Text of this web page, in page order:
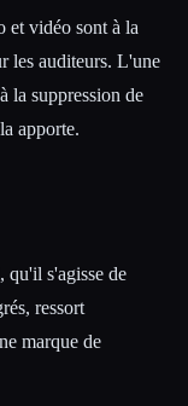
et vidéo sont à la
les auditeurs. L'une
la suppression de
apporte.
qu'il s'agisse de
ressort
marque de